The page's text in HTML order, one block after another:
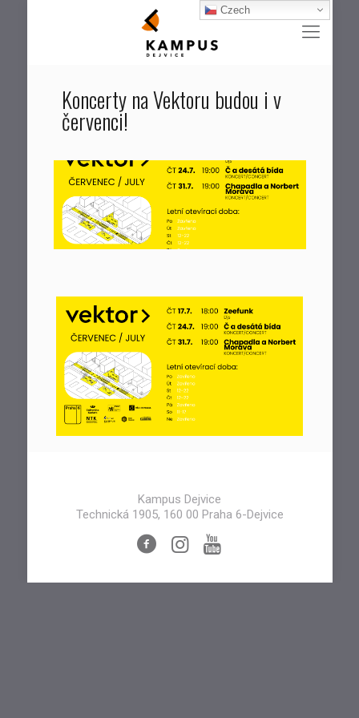
Koncerty na Vektoru budou i v
červenci!
Kampus Dejvice
Technická 1905, 160 00 Praha 6-Dejvice
Czech